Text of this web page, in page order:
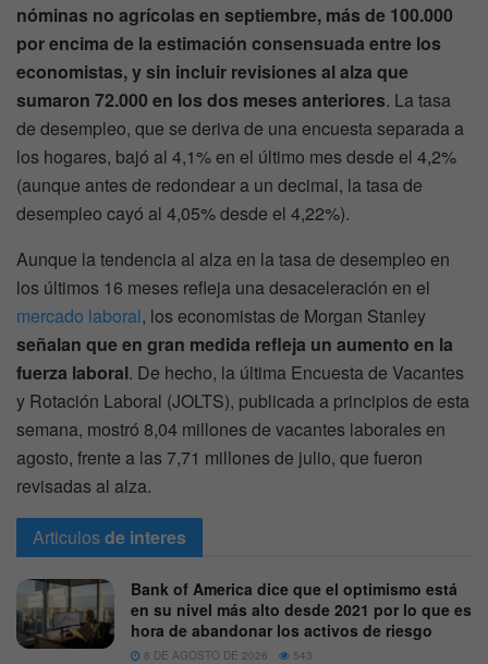
nóminas no agrícolas en septiembre, más de 100.000
por encima de la estimación consensuada entre los
economistas, y sin incluir revisiones al alza que
sumaron 72.000 en los dos meses anteriores. La tasa
de desempleo, que se deriva de una encuesta separada a
los hogares, bajó al 4,1% en el último mes desde el 4,2%
(aunque antes de redondear a un decimal, la tasa de
desempleo cayó al 4,05% desde el 4,22%).
Aunque la tendencia al alza en la tasa de desempleo en
los últimos 16 meses refleja una desaceleración en el
mercado laboral, los economistas de Morgan Stanley
señalan que en gran medida refleja un aumento en la
fuerza laboral. De hecho, la última Encuesta de Vacantes
y Rotación Laboral (JOLTS), publicada a principios de esta
semana, mostró 8,04 millones de vacantes laborales en
agosto, frente a las 7,71 millones de julio, que fueron
revisadas al alza.
Articulosde interes
Bank of America dice que el optimismo está
en su nivel más alto desde 2021 por lo que es
hora de abandonar los activos de riesgo
8 DE AGOSTO DE 2026 543